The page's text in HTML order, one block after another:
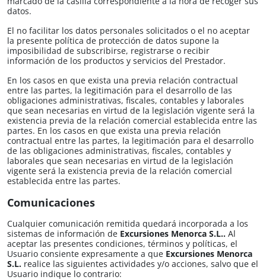
datos.
El no facilitar los datos personales solicitados o el no aceptar
la presente política de protección de datos supone la
imposibilidad de subscribirse, registrarse o recibir
información de los productos y servicios del Prestador.
En los casos en que exista una previa relación contractual
entre las partes, la legitimación para el desarrollo de las
obligaciones administrativas, fiscales, contables y laborales
que sean necesarias en virtud de la legislación vigente será la
existencia previa de la relación comercial establecida entre las
partes. En los casos en que exista una previa relación
contractual entre las partes, la legitimación para el desarrollo
de las obligaciones administrativas, fiscales, contables y
laborales que sean necesarias en virtud de la legislación
vigente será la existencia previa de la relación comercial
establecida entre las partes.
Comunicaciones
Cualquier comunicación remitida quedará incorporada a los
sistemas de información de Excursiones Menorca S.L.​​. Al
aceptar las presentes condiciones, términos y políticas, el
Usuario consiente expresamente a que Excursiones Menorca
S.L.​​ realice las siguientes actividades y/o acciones, salvo que el
Usuario indique lo contrario: